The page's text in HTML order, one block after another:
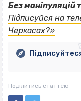
Без маніпуляцій
Підписуйся на
Черкасах?»
Поділитись статтею